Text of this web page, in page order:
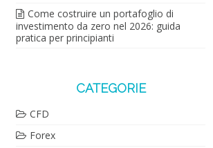
Come costruire un portafoglio di
investimento da zero nel 2026: guida
pratica per principianti
CATEGORIE
CFD
Forex